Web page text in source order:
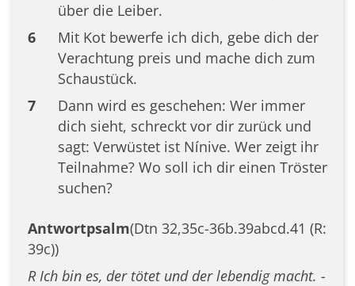
über die Leiber.
6
Mit Kot bewerfe ich dich, gebe dich der
Verachtung preis und mache dich zum
Schaustück.
7
Dann wird es geschehen: Wer immer
dich sieht, schreckt vor dir zurück und
sagt: Verwüstet ist Nínive. Wer zeigt ihr
Teilnahme? Wo soll ich dir einen Tröster
suchen?
Antwortpsalm(Dtn 32,35c-36b.39abcd.41 (R:
39c))
R Ich bin es, der tötet und der lebendig macht. -